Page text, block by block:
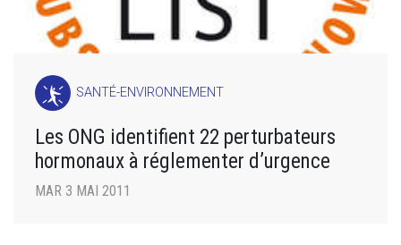
SANTÉ-ENVIRONNEMENT
Les ONG identifient 22 perturbateurs
hormonaux à réglementer d’urgence
MAR 3 MAI 2011